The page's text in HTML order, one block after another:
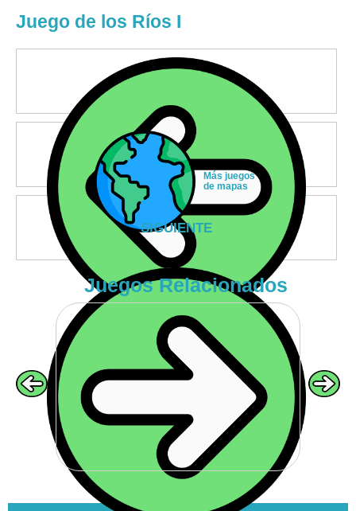
Juego de los Ríos I
VOLVER
Más juegos
de mapas
SIGUIENTE
Juegos Relacionados